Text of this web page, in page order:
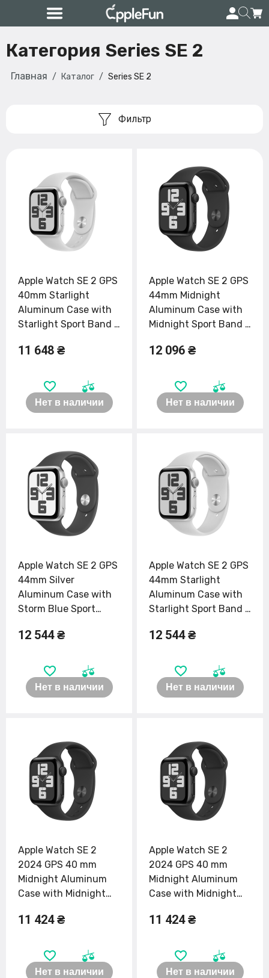
Категория Series SE 2
Главная Каталог Series SE 2
Фильтр
Apple Watch SE 2 GPS
40mm Starlight
Aluminum Case with
Starlight Sport Band -
11 648 ₴
Нет в наличии
Apple Watch SE 2 GPS
44mm Midnight
Aluminum Case with
Midnight Sport Band -
12 096 ₴
Нет в наличии
Apple Watch SE 2 GPS
44mm Silver
Aluminum Case with
Storm Blue Sport
12 544 ₴
Нет в наличии
Apple Watch SE 2 GPS
44mm Starlight
Aluminum Case with
Starlight Sport Band -
12 544 ₴
Нет в наличии
Apple Watch SE 2
2024 GPS 40 mm
Midnight Aluminum
Case with Midnight
(MXE73)
11 424 ₴
Нет в наличии
Apple Watch SE 2
2024 GPS 40 mm
Midnight Aluminum
Case with Midnight
(MXE93)
11 424 ₴
Нет в наличии